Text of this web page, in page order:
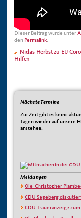
Dieser Beitrag wurde unter
den Permalink.
Niclas Herbst zu EU
Hilfen
Nächste Termine
Zur Zeit gibt es keine
Tagen wieder auf unsere
anstehen.
Meldungen
Ole-Christopher
CDU Segeberg
CDU Traueranzeige